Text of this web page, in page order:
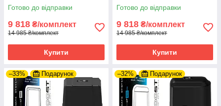
Готово до відправки
9 818 ₴/комплект
14 985 ₴/комплект
Купити
Готово до відправки
9 818 ₴/комплект
14 985 ₴/комплект
Купити
–33% Подарунок –32% Подарунок